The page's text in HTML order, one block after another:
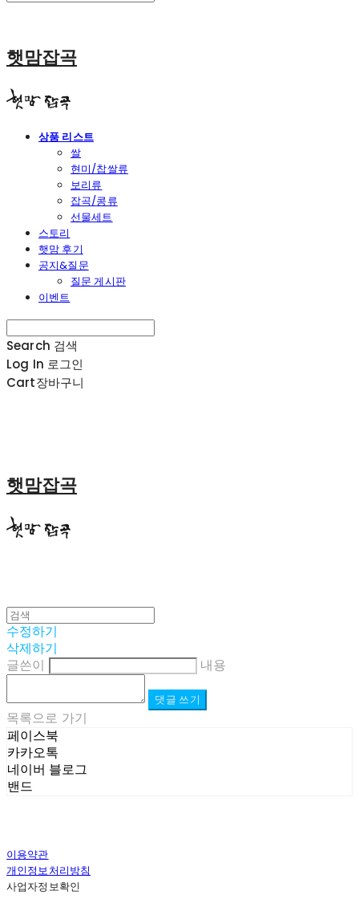
햇맘잡곡
상품 리스트
쌀
현미/찹쌀류
보리류
잡곡/콩류
선물세트
스토리
햇맘 후기
공지&질문
질문 게시판
이벤트
Search 검색
Log In 로그인
Cart장바구니
햇맘잡곡
수정하기
삭제하기
글쓴이
내용
댓글 쓰기
목록으로 가기
페이스북
카카오톡
네이버 블로그
밴드
이용약관
개인정보처리방침
사업자정보확인